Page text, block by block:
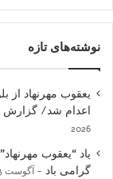
نوشته‌های تازه
یعقوب مهرنهاد از
اعدام شد/ گزارش
2026
یاد “یعقوب
گرامی باد
آگوست 3, 2026